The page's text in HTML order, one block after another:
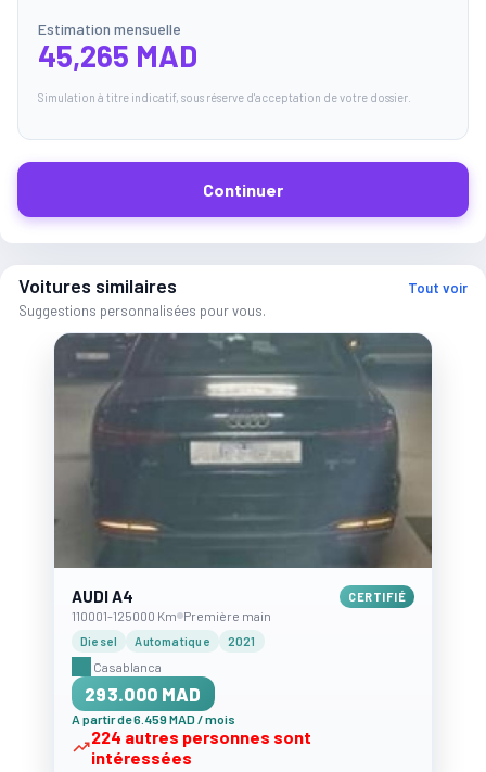
Estimation mensuelle
45,265 MAD
Simulation à titre indicatif, sous réserve d'acceptation de votre dossier.
Continuer
Voitures similaires
Suggestions personnalisées pour vous.
Tout voir
AUDI A4 CERTIFIÉ
110001-125000 Km Première main
Diesel Automatique 2021
Casablanca
293.000 MAD
A partir de 6.459 MAD / mois
224 autres personnes sont
intéressées